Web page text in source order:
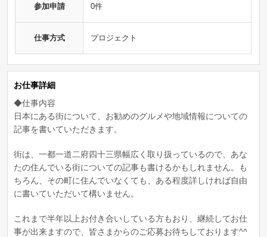
参加申請 0件
仕事方式 プロジェクト
お仕事詳細
◆仕事内容
日本にある街について、お勧めのグルメや地域情報についての
記事を書いていただきます。
街は、一都一道二府四十三県幅広く取り扱っているので、あな
たの住んでいる街についての記事も書けるかもしれません。も
ちろん、その町に住んでいなくても、ある程度詳しければ自由
に書いていただいて構いません。
これまで半年以上お付き合いしている方もおり、継続してお仕
事が出来ますので、皆さまからのご応募お待ちしております^^